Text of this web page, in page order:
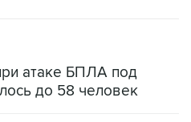
атаке БПЛА под
до 58 человек